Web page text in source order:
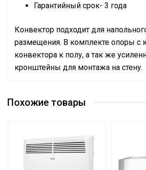
Гарантийный срок- 3 года
Конвектор подходит для
размещения. В комплекте опоры с
конвектора к полу, а так же
кронштейны для монтажа на стену.
Управление c
Тип термостата
Вес товара с упаковкой
Похожие товары